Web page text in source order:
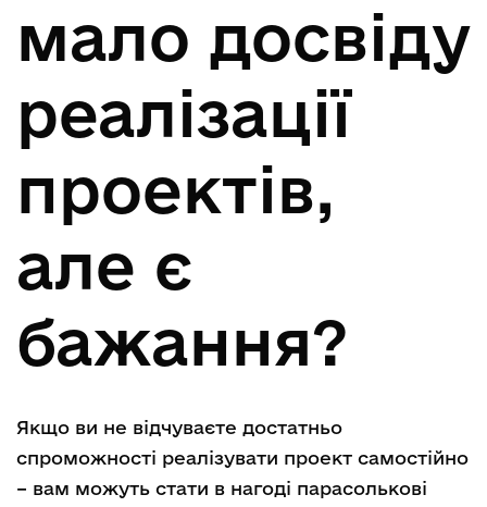
мало досвіду
реалізації
проектів,
але є
бажання?
Якщо ви не відчуваєте достатньо
спроможності реалізувати проект самостійно
– вам можуть стати в нагоді парасолькові